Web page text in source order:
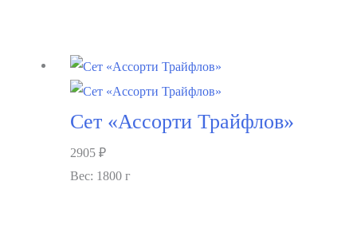
Сет «Ассорти Трайфлов»
2905 ₽
Вес: 1800 г